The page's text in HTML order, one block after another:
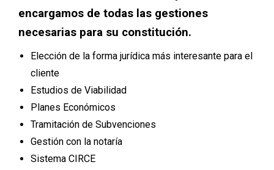
encargamos de todas las gestiones
necesarias para su constitución.
Elección de la forma jurídica más interesante para el
cliente
Estudios de Viabilidad
Planes Económicos
Tramitación de Subvenciones
Gestión con la notaría
Sistema CIRCE